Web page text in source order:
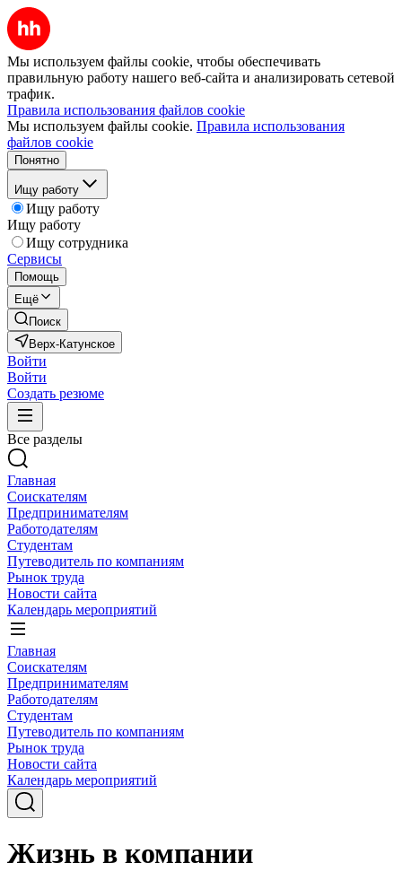
Мы используем файлы cookie, чтобы обеспечивать
правильную работу нашего веб-сайта и анализировать сетевой
трафик.
Правила использования файлов cookie
Мы используем файлы cookie. Правила использования
файлов cookie
Понятно
Ищу работу
Ищу работу
Ищу работу
Ищу сотрудника
Сервисы
Помощь
Ещё
Поиск
Верх-Катунское
Войти
Войти
Создать резюме
Все разделы
Главная
Соискателям
Предпринимателям
Работодателям
Студентам
Путеводитель по компаниям
Рынок труда
Новости сайта
Календарь мероприятий
Главная
Соискателям
Предпринимателям
Работодателям
Студентам
Путеводитель по компаниям
Рынок труда
Новости сайта
Календарь мероприятий
Жизнь в компании